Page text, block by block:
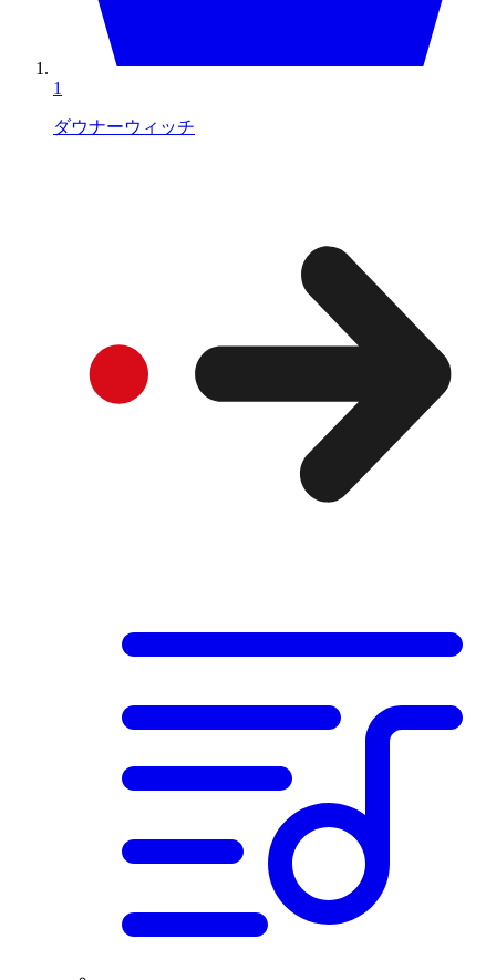
1
ダウナーウィッチ